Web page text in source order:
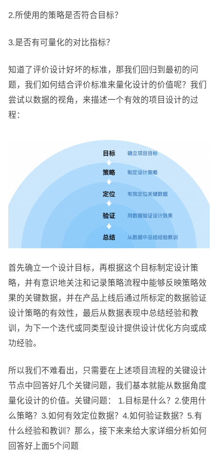
2.所使用的策略是否符合目标？
3.是否有可量化的对比指标？
知道了评价设计好坏的标准，那我们回归到最初的问
题，我们如何结合评价标准来量化设计的价值呢？我们
尝试以数据的视角，来描述一个有效的项目设计的过
程：
首先确立一个设计目标，再根据这个目标制定设计策
略，并有意识地关注和记录策略流程中能够反映策略效
果的关键数据，并在产品上线后通过所标定的数据验证
设计策略的有效性，最后从数据表现中总结经验和教
训，为下一个迭代或同类型设计提供设计优化方向或成
功经验。
所以我们不难看出，只需要在上述项目流程的关键设计
节点中回答好几个关键问题，我们基本就能从数据角度
量化设计的价值。关键问题： 1.目标是什么？2.使用什
么策略？3.如何有效定位数据？4.如何验证数据？5.有
什么经验和教训？那么，接下来来给大家详细分析如何
回答好上面5个问题